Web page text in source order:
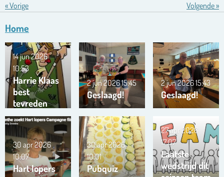
«Vorige Volgende»
Home
Harrie Klaas
best
tevreden
14 jun 2026
10:53
Geslaagd!
2 jun 202615:45
Geslaagd!
2 jun 202615:43
Hart lopers
30 apr 2026
10:07
Pubquiz
30 apr 2026
10:01
Laatste
wedstrijd dit
27 apr 2026
17:07